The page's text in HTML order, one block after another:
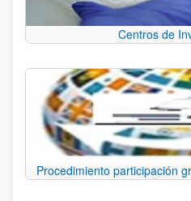
Centros de
Procedimiento participación